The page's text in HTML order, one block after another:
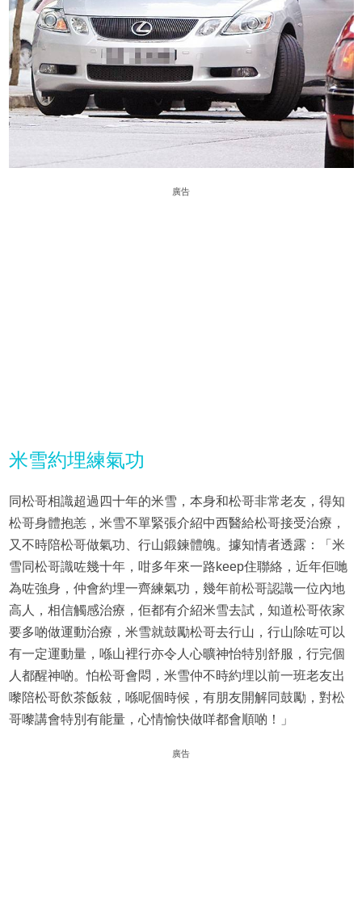
廣告
米雪約埋練氣功
同松哥相識超過四十年的米雪，本身和松哥非常老友，得知
松哥身體抱恙，米雪不單緊張介紹中西醫給松哥接受治療，
又不時陪松哥做氣功、行山鍛鍊體魄。據知情者透露：「米
雪同松哥識咗幾十年，咁多年來一路keep住聯絡，近年佢哋
為咗強身，仲會約埋一齊練氣功，幾年前松哥認識一位內地
高人，相信觸感治療，佢都有介紹米雪去試，知道松哥依家
要多啲做運動治療，米雪就鼓勵松哥去行山，行山除咗可以
有一定運動量，喺山裡行亦令人心曠神怡特別舒服，行完個
人都醒神啲。怕松哥會悶，米雪仲不時約埋以前一班老友出
嚟陪松哥飲茶飯敍，喺呢個時候，有朋友開解同鼓勵，對松
哥嚟講會特別有能量，心情愉快做咩都會順啲！」
廣告